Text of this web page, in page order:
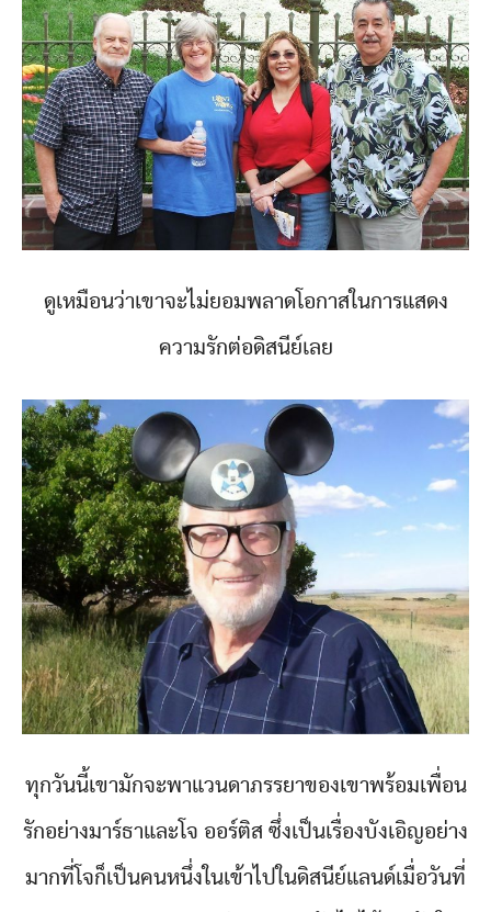
ดูเหมือนว่าเขาจะไม่ยอมพลาดโอกาสในการแสดง
ความรักต่อดิสนีย์เลย
ทุกวันนี้เขามักจะพาแวนดาภรรยาของเขาพร้อมเพื่อน
รักอย่างมาร์ธาและโจ ออร์ติส ซึ่งเป็นเรื่องบังเอิญอย่าง
มากที่โจก็เป็นคนหนึ่งในเข้าไปในดิสนีย์แลนด์เมื่อวันที่